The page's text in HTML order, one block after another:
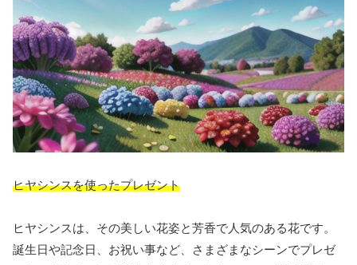
ヒヤシンスを使ったプレゼント
ヒヤシンスは、その美しい花姿と芳香で人気のある花です。
誕生日や記念日、お祝い事など、さまざまなシーンでプレゼ